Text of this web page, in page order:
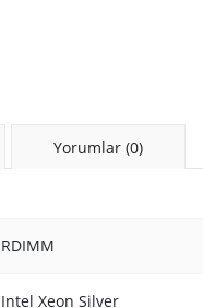
Yorumlar (0)
RDIMM
Intel Xeon Silver